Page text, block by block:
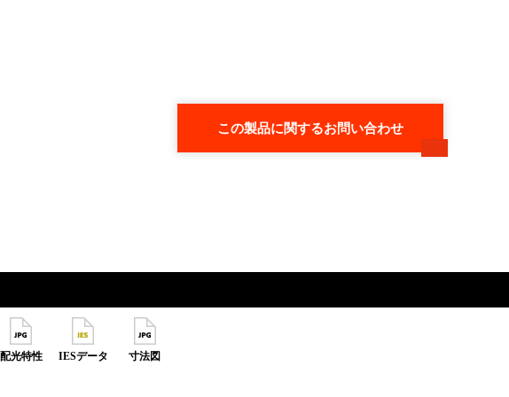
この製品に関するお問い合わせ
配光特性 IESデータ 寸法図